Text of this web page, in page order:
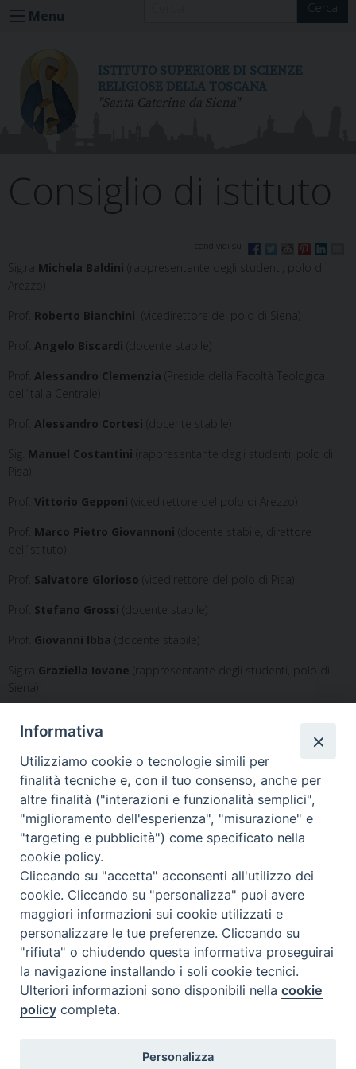
Menu Cerca
ISTITUTO SUPERIORE DI SCIENZE
RELIGIOSE DELLA TOSCANA
"Santa Caterina da Siena"
Consiglio di istituto
Sig.ra Michela Baldini (rappresentante degli studenti, polo di
Arezzo)
Prof. Roberto Bianchini
(vicedirettore del polo di Siena)
Prof. Angelo Biscardi (docente stabile)
Prof. Alessandro Clemenzia (Preside della Facoltà Teologica
dell’Italia Centrale)
Prof. Alessandro Cortesi (docente stabile)
Sig. Manuel Costantini (rappresentante degli studenti, polo di
Pisa)
Prof. Vittorio Gepponi (vicedirettore del polo di Arezzo)
Prof. Marco Pietro Giovannoni (docente stabile, direttore
dell’Istituto)
Prof. Salvatore Glorioso (vicedirettore del polo di Pisa)
Prof. Stefano Grossi (docente stabile)
Prof. Giovanni Ibba (docente stabile)
Sig.ra Graziella Iovane (rappresentante degli studenti, polo di
Siena)
Firenze)
Prof.ssaGiuliana Migliorini(rappresentante dei docenti, polo di
Siena)
Prof.ssaSerena Noceti(docente stabile)
Sig.raFederica Scirè(rappresentante degli studenti, sede di
Firenze)
Prof.Stefano Sodi(rappresentate dei docenti, polo di Pisa)
Prof.ssaNadia Toschi Vespasiani (vicedirettrice della sede di
Firenze)
Informativa
Utilizziamo cookie o tecnologie simili per
finalità tecniche e, con il tuo consenso, anche per
altre finalità ("interazioni e funzionalità semplici",
"miglioramento dell'esperienza", "misurazione" e
"targeting e pubblicità") come specificato nella
cookie policy.
Cliccando su "accetta" acconsenti all'utilizzo dei
cookie. Cliccando su "personalizza" puoi avere
maggiori informazioni sui cookie utilizzati e
personalizzare le tue preferenze. Cliccando su
"rifiuta" o chiudendo questa informativa proseguirai
la navigazione installando i soli cookie tecnici.
Ulteriori informazioni sono disponibili nellacookie
policy completa.
Personalizza